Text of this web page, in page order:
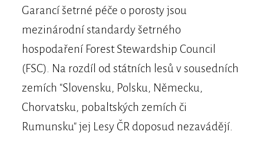
Garancí šetrné péče o porosty jsou
mezinárodní standardy šetrného
hospodaření Forest Stewardship Council
(FSC). Na rozdíl od státních lesů v sousedních
zemích "Slovensku, Polsku, Německu,
Chorvatsku, pobaltských zemích či
Rumunsku" jej Lesy ČR doposud nezavádějí.